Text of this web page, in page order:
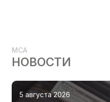
MCA
НОВОСТИ
5 августа 2026